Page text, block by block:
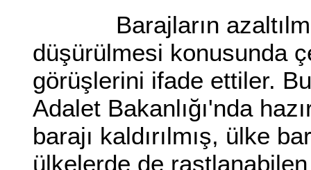
Barajların
düşürülmesi konusunda
görüşlerini ifade ettiler.
Adalet Bakanlığı'nda
barajı kaldırılmış, ülke
ülkelerde de